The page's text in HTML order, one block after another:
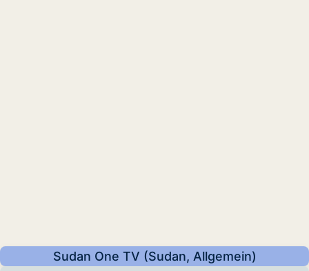
Sudan One TV (Sudan, Allgemein)